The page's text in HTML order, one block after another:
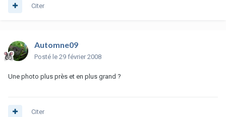
Citer
Automne09
Posté le 29 février 2008
Une photo plus près et en plus grand ?
Citer